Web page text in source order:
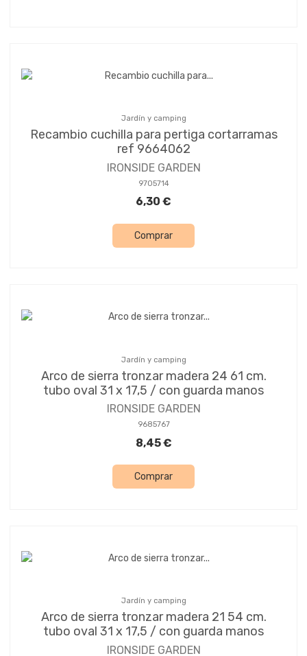
Jardín y camping
Recambio cuchilla para pertiga cortarramas
ref 9664062
IRONSIDE GARDEN
9705714
6,30 €
Comprar
Jardín y camping
Arco de sierra tronzar madera 24 61 cm.
tubo oval 31 x 17,5 / con guarda manos
IRONSIDE GARDEN
9685767
8,45 €
Comprar
Jardín y camping
Arco de sierra tronzar madera 21 54 cm.
tubo oval 31 x 17,5 / con guarda manos
IRONSIDE GARDEN